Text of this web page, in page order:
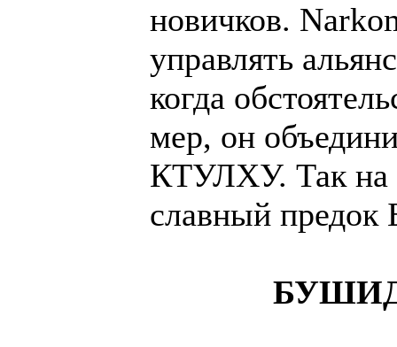
новичков.
управлять
когда
мер, он
КТУЛХУ. Так на
славный